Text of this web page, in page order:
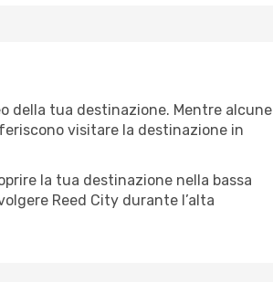
della tua destinazione. Mentre alcune
visitare la destinazione in
la tua destinazione nella bassa
Reed City durante l’alta